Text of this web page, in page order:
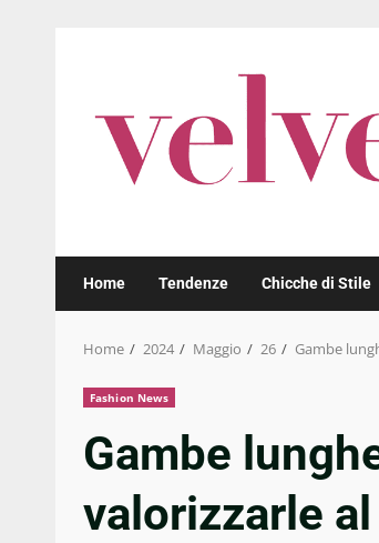
Home Tendenze Chicche di Stile
Home 2024 Maggio 26 Gambe
Fashion News
Gambe
valorizzarle